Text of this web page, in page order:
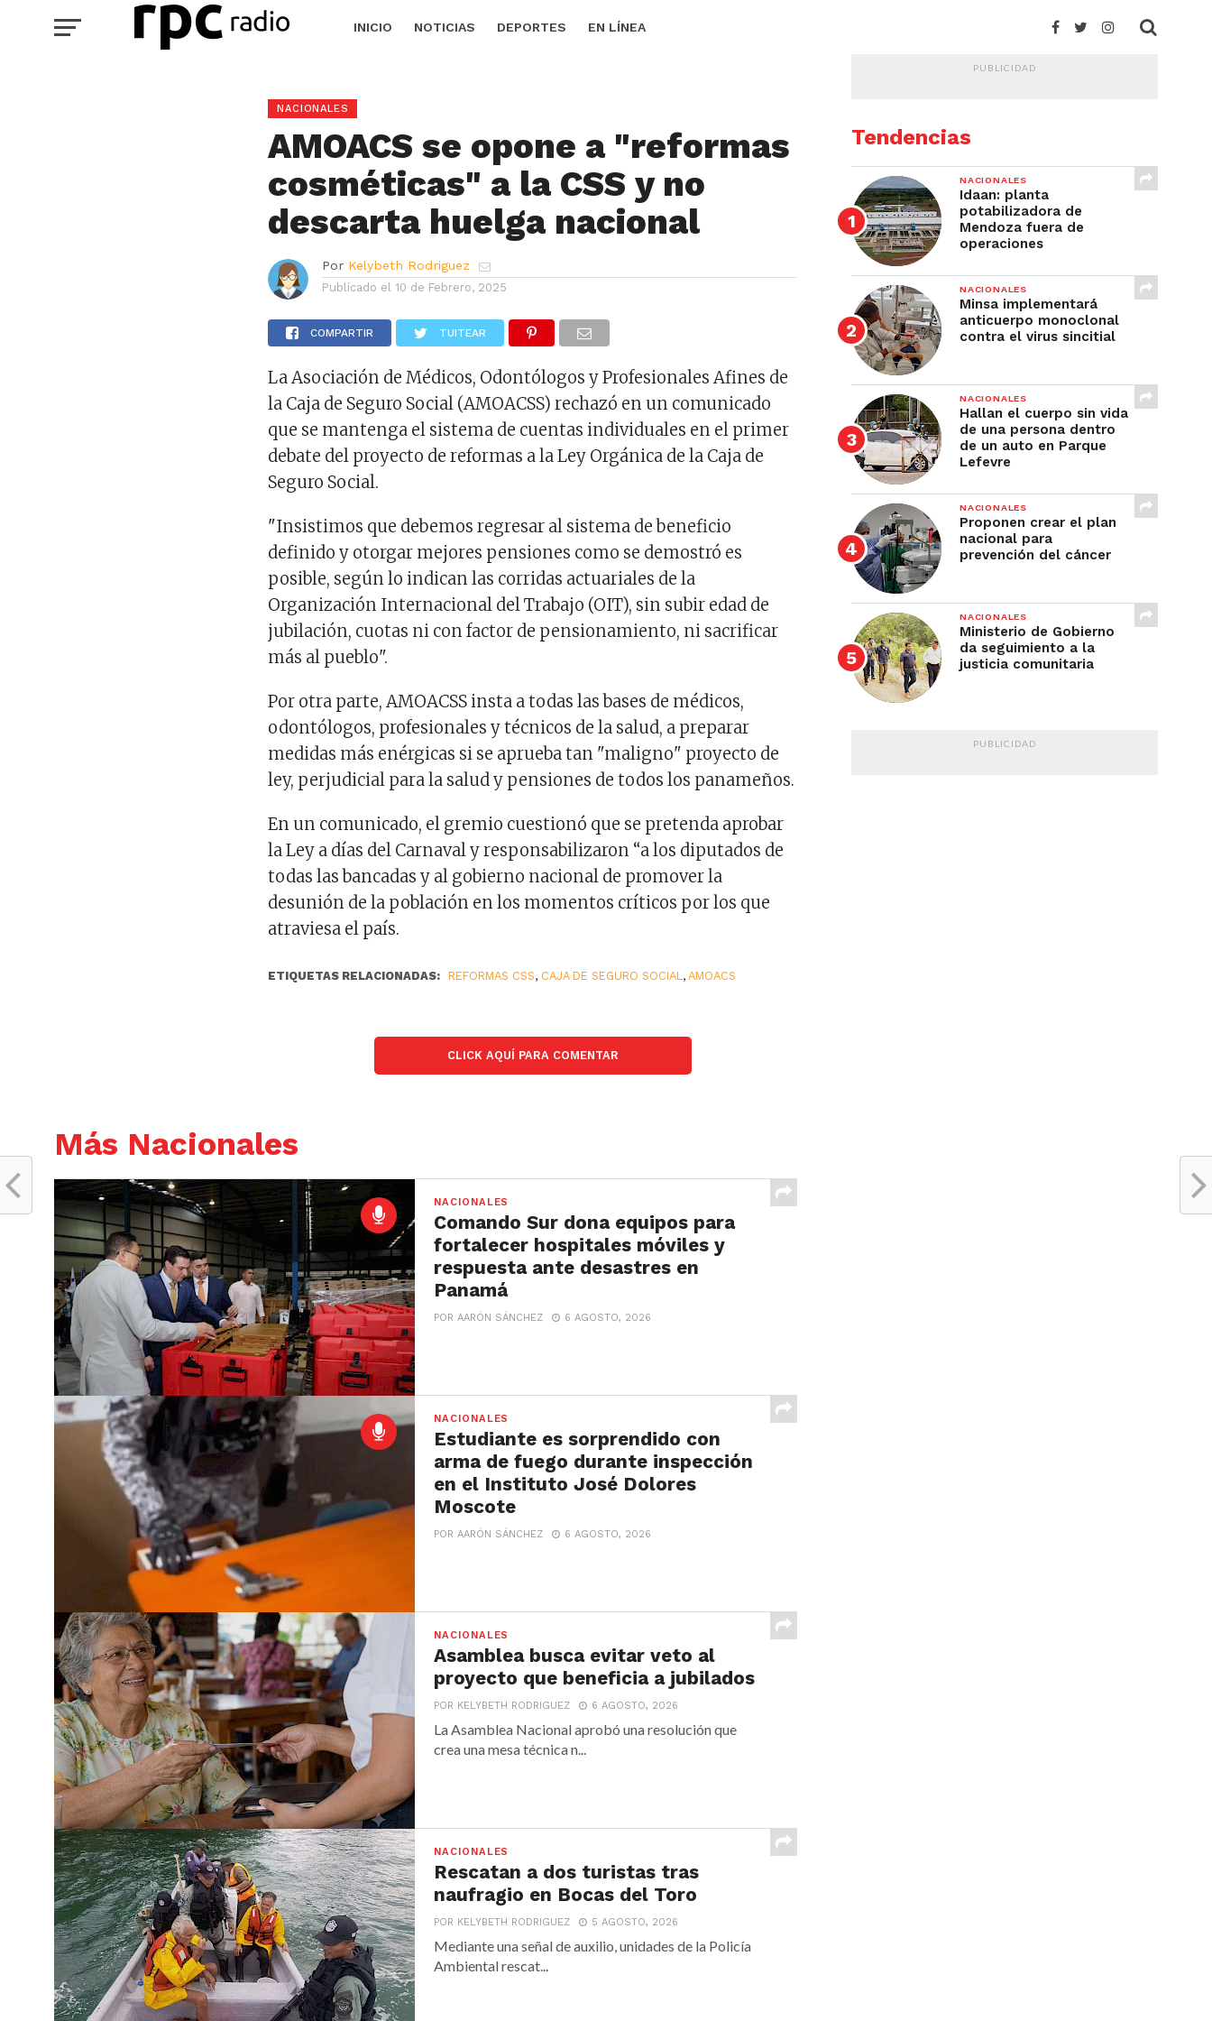
INICIO NOTICIAS DEPORTES EN LÍNEA
NACIONALES
AMOACS se opone a "reformas
cosméticas" a la CSS y no
descarta huelga nacional
Por Kelybeth Rodriguez
Publicado el 10 de Febrero, 2025
COMPARTIR TUITEAR
La Asociación de Médicos, Odontólogos y Profesionales Afines de
la Caja de Seguro Social (AMOACSS) rechazó en un comunicado
que se mantenga el sistema de cuentas individuales en el primer
debate del proyecto de reformas a la Ley Orgánica de la Caja de
Seguro Social.
"Insistimos que debemos regresar al sistema de beneficio
definido y otorgar mejores pensiones como se demostró es
posible, según lo indican las corridas actuariales de la
Organización Internacional del Trabajo (OIT), sin subir edad de
jubilación, cuotas ni con factor de pensionamiento, ni sacrificar
más al pueblo".
Por otra parte, AMOACSS insta a todas las bases de médicos,
odontólogos, profesionales y técnicos de la salud, a preparar
medidas más enérgicas si se aprueba tan "maligno" proyecto de
ley, perjudicial para la salud y pensiones de todos los panameños.
En un comunicado, el gremio cuestionó que se pretenda aprobar
la Ley a días del Carnaval y responsabilizaron “a los diputados de
todas las bancadas y al gobierno nacional de promover la
desunión de la población en los momentos críticos por los que
atraviesa el país.
ETIQUETAS RELACIONADAS: REFORMAS CSS, CAJA DE SEGURO SOCIAL,AMOACS
CLICK AQUÍ PARA COMENTAR
Más Nacionales
NACIONALES
Comando Sur dona equipos para
fortalecer hospitales móviles y
respuesta ante desastres en
Panamá
POR AARÓN SÁNCHEZ 6 AGOSTO, 2026
NACIONALES
Estudiante es sorprendido con
arma de fuego durante inspección
en el Instituto José Dolores
Moscote
POR AARÓN SÁNCHEZ 6 AGOSTO, 2026
NACIONALES
Asamblea busca evitar veto al
proyecto que beneficia a jubilados
POR KELYBETH RODRIGUEZ 6 AGOSTO, 2026
La Asamblea Nacional aprobó una resolución que
crea una mesa técnica n...
NACIONALES
Rescatan a dos turistas tras
naufragio en Bocas del Toro
POR KELYBETH RODRIGUEZ 5 AGOSTO, 2026
Mediante una señal de auxilio, unidades de la Policía
Ambiental rescat...
PUBLICIDAD
Tendencias
NACIONALES
Idaan: planta
potabilizadora de
Mendoza fuera de
operaciones
NACIONALES
Minsa implementará
anticuerpo monoclonal
contra el virus sincitial
NACIONALES
Hallan el cuerpo sin vida
de una persona dentro
de un auto en Parque
Lefevre
NACIONALES
Proponen crear el plan
nacional para
prevención del cáncer
NACIONALES
Ministerio de Gobierno
da seguimiento a la
justicia comunitaria
PUBLICIDAD